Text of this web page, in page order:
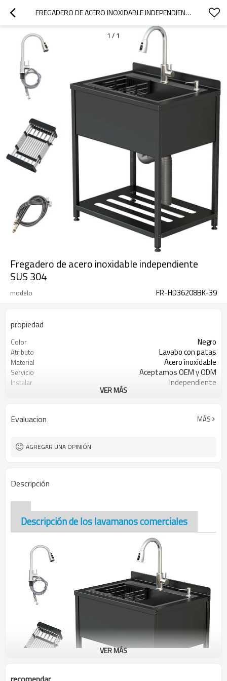
FREGADERO DE ACERO INOXIDABLE INDEPENDIENTE SUS 304
1 / 1
Fregadero de acero inoxidable independiente
SUS 304
modelo FR-HD36208BK-39
propiedad
Color Negro
Atributo Lavabo con patas
Material Acero inoxidable
Servicio Aceptamos OEM y ODM
Instalar Independiente
VER MÁS
Evaluacion MÁS
AGREGAR UNA OPINIÓN
Descripción
Descripción de los lavamanos comerciales
VER MÁS